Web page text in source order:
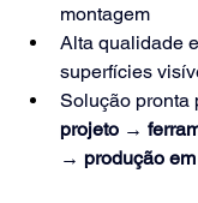
montagem
Alta qualidade
superfícies
Solução pronta
projeto →
→ produção